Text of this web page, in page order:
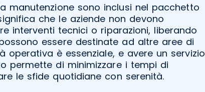
manutenzione sono inclusi nel pacchetto
che le aziende non devono
interventi tecnici o riparazioni, liberando
essere destinate ad altre aree di
operativa è essenziale, e avere un servizio
permette di minimizzare i tempi di
le sfide quotidiane con serenità.